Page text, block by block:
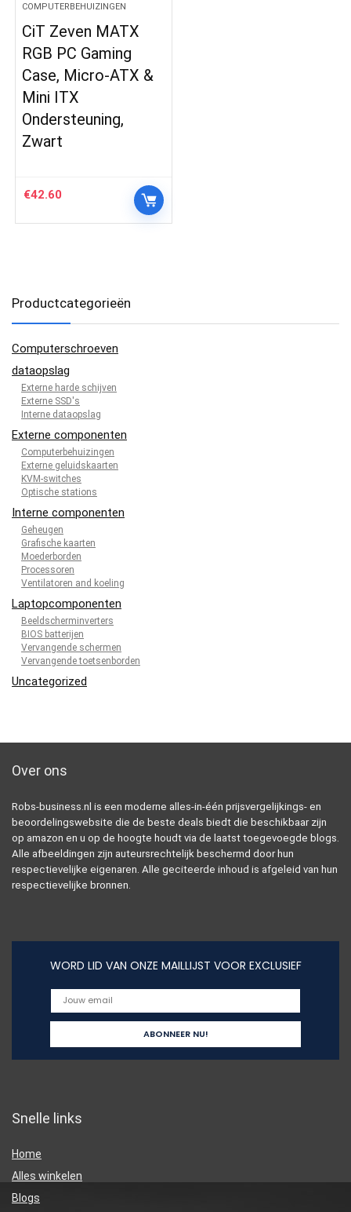
COMPUTERBEHUIZINGEN
CiT Zeven MATX
RGB PC Gaming
Case, Micro-ATX &
Mini ITX
Ondersteuning,
Zwart
€42.60
Productcategorieën
Computerschroeven
dataopslag
Externe harde schijven
Externe SSD's
Interne dataopslag
Externe componenten
Computerbehuizingen
Externe geluidskaarten
KVM-switches
Optische stations
Interne componenten
Geheugen
Grafische kaarten
Moederborden
Processoren
Ventilatoren and koeling
Laptopcomponenten
Beeldscherminverters
BIOS batterijen
Vervangende schermen
Vervangende toetsenborden
Uncategorized
Over ons
Robs-business.nl is een moderne alles-in-één prijsvergelijkings- en
beoordelingswebsite die de beste deals biedt die beschikbaar zijn
op amazon en u op de hoogte houdt via de laatst toegevoegde blogs.
Alle afbeeldingen zijn auteursrechtelijk beschermd door hun
respectievelijke eigenaren. Alle geciteerde inhoud is afgeleid van hun
respectievelijke bronnen.
WORD LID VAN ONZE MAILLIJST VOOR EXCLUSIEF
Snelle links
Home
Alles winkelen
Blogs